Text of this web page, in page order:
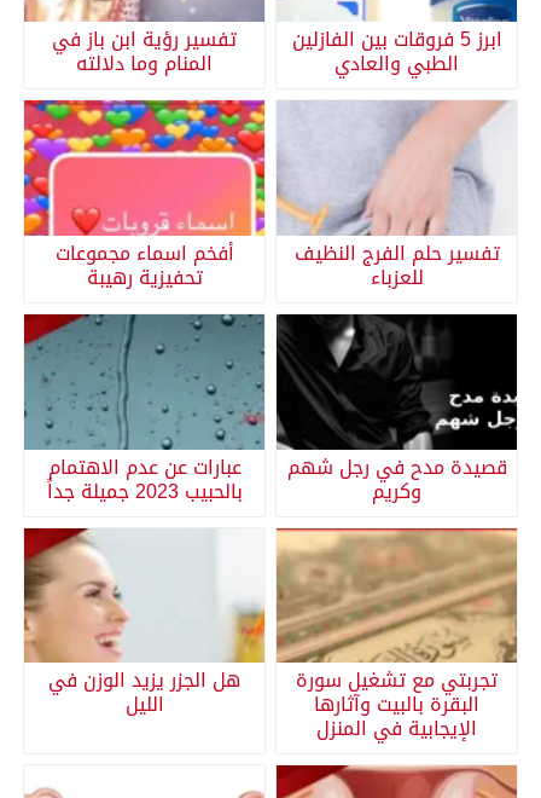
ابرز 5 فروقات بين الفازلين
الطبي والعادي
تفسير رؤية ابن باز في
المنام وما دلالته
تفسير حلم الفرج النظيف
للعزباء
أفخم اسماء مجموعات
تحفيزية رهيبة
قصيدة مدح في رجل شهم
وكريم
عبارات عن عدم الاهتمام
بالحبيب 2023 جميلة جداً
تجربتي مع تشغيل سورة
البقرة بالبيت وآثارها
الإيجابية في المنزل
هل الجزر يزيد الوزن في
الليل